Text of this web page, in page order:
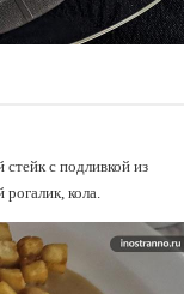
с подливкой из
кола.